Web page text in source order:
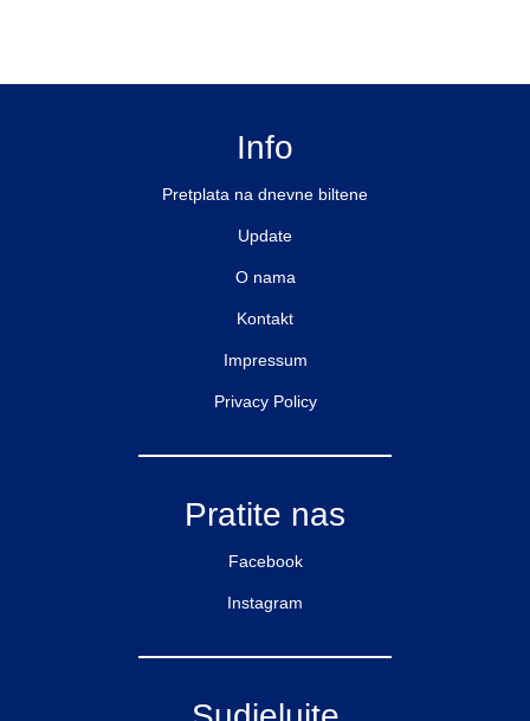
Info
Pretplata na dnevne biltene
Update
O nama
Kontakt
Impressum
Privacy Policy
Pratite nas
Facebook
Instagram